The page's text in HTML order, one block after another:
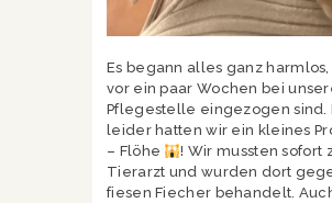
Es begann alles ganz
vor ein paar Wochen bei
Pflegestelle eingezogen sind.
leider hatten wir ein kleines
– Flöhe
! Wir mussten sofort
Tierarzt und wurden dort
fiesen Fiecher behandelt.